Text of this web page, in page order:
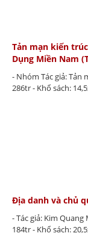
Tản mạn kiến
Dụng Miền Nam
- Nhóm Tác giả: Tản
286tr - Khổ sách:
Địa danh và chủ
- Tác giả: Kim
184tr - Khổ sách: